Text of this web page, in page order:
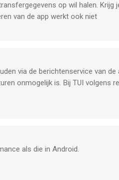
op wil halen. Krijg
van de app werkt ook niet
via de berichtenservice van de
onmogelijk is. Bij TUI volgens
te nemen tijdens je vakantie is
transfer … och nee die werkt
als die in Android.